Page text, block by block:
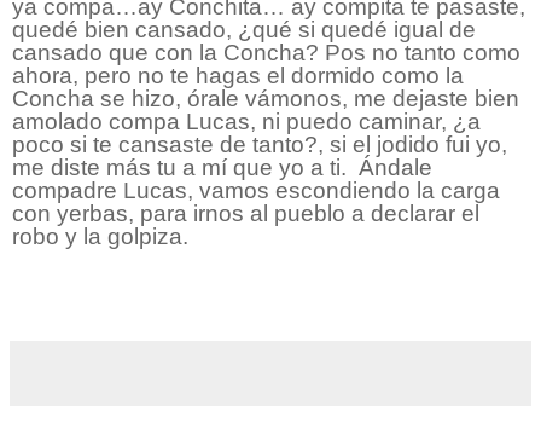
ya compa…ay Conchita… ay compita te pasaste,
quedé bien cansado, ¿qué si quedé igual de
cansado que con la Concha? Pos no tanto como
ahora, pero no te hagas el dormido como la
Concha se hizo, órale vámonos, me dejaste bien
amolado compa Lucas, ni puedo caminar, ¿a
poco si te cansaste de tanto?, si el jodido fui yo,
me diste más tu a mí que yo a ti. Ándale
compadre Lucas, vamos escondiendo la carga
con yerbas, para irnos al pueblo a declarar el
robo y la golpiza.